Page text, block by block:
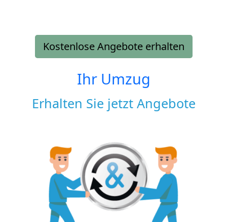
Kostenlose Angebote erhalten
Ihr Umzug
Erhalten Sie jetzt Angebote